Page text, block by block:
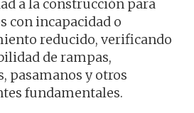
a la construcción para
con incapacidad o
reducido, verificando
de rampas,
pasamanos y otros
fundamentales.